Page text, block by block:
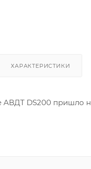
ХАРАКТЕРИСТИКИ
DS200 пришло